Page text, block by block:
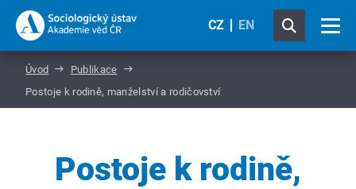
CZ EN
Úvod
Publikace
Postoje k rodině, manželství a rodičovství
Postoje k rodině,